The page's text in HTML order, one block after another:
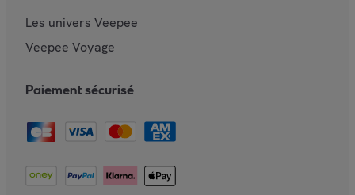
Les univers Veepee
Veepee Voyage
Paiement sécurisé